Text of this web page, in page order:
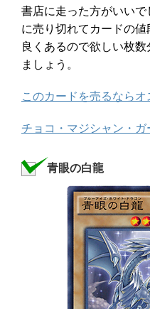
書店に走った方がいい
に売り切れてカードの
良くあるので欲しい枚
ましょう。
このカードを売るならオ
チョコ・マジシャン・ガ
青眼の白龍